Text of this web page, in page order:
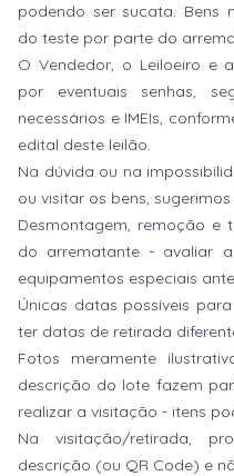
podendo ser sucata. Bens
do teste por parte do
O Vendedor, o Leiloeiro e
por eventuais senhas,
necessários e IMEIs,
edital deste leilão.
Na dúvida ou na
ou visitar os bens,
Desmontagem, remoção
do arrematante - avaliar
equipamentos especiais
Únicas datas possíveis
ter datas de retirada
Fotos meramente
descrição do lote fazem
realizar a visitação - itens
Na visitação/retirada,
descrição (ou QR Code) e